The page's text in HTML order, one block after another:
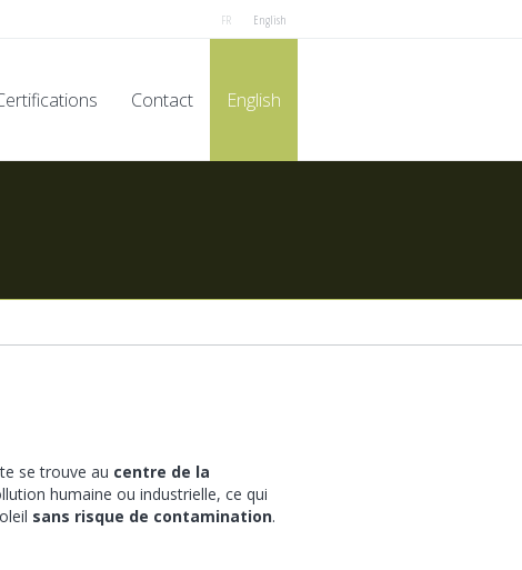
FR English
Contact English
se trouve au centre de la
humaine ou industrielle, ce qui
sans risque de contamination.